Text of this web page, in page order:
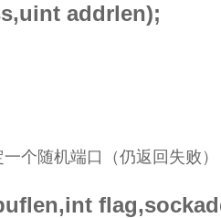
addrlen);
个随机端口（仍返回失败）